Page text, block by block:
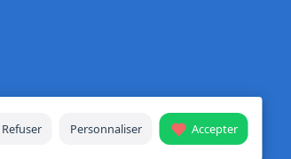
Refuser Personnaliser Accepter